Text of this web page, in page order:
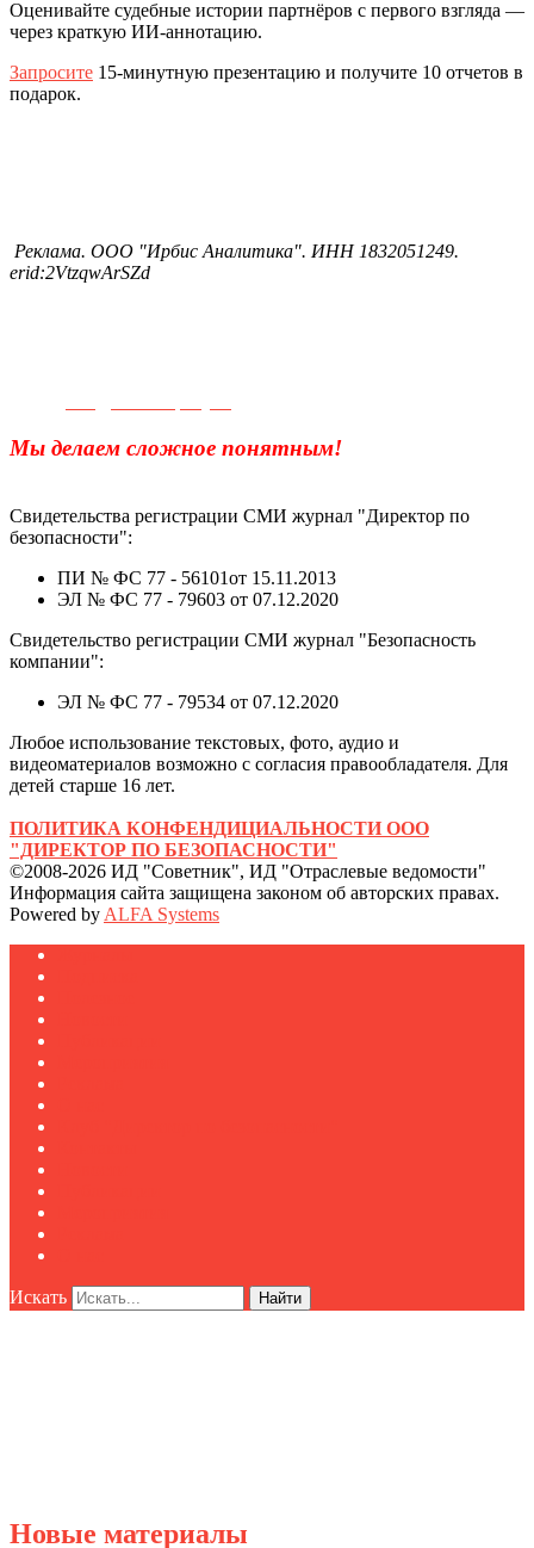
Оценивайте судебные истории партнёров с первого взгляда —
через краткую ИИ-аннотацию.
Запросите 15-минутную презентацию и получите 10 отчетов в
подарок.
Реклама. ООО "Ирбис Аналитика". ИНН 1832051249.
erid:2VtzqwArSZd
Мы делаем сложное понятным!
Свидетельства регистрации СМИ журнал "Директор по
безопасности":
ПИ № ФС 77 - 56101от 15.11.2013
ЭЛ № ФС 77 - 79603 от 07.12.2020
Свидетельство регистрации СМИ журнал "Безопасность
компании":
ЭЛ № ФС 77 - 79534 от 07.12.2020
Любое использование текстовых, фото, аудио и
видеоматериалов возможно с согласия правообладателя. Для
детей старше 16 лет.
ПОЛИТИКА КОНФЕНДИЦИАЛЬНОСТИ ООО
"ДИРЕКТОР ПО БЕЗОПАСНОСТИ"
©2008-2026 ИД "Советник", ИД "Отраслевые ведомости"
Информация сайта защищена законом об авторских правах.
Powered by ALFA Systems
Искать Найти
Новые материалы